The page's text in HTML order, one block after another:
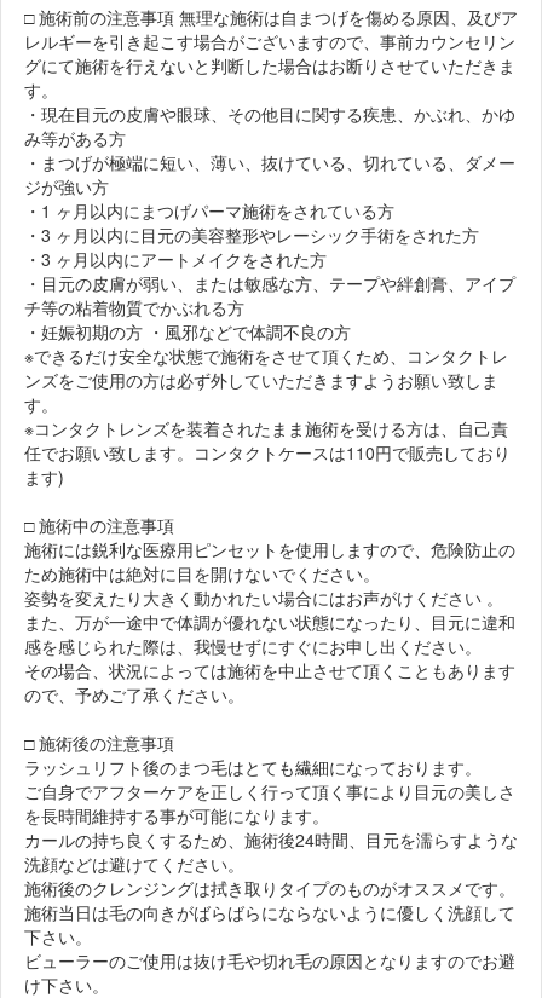
□ 施術前の注意事項 無理な施術は自まつげを傷める原因、及びア
レルギーを引き起こす場合がございますので、事前カウンセリン
グにて施術を行えないと判断した場合はお断りさせていただきま
す。
・現在目元の皮膚や眼球、その他目に関する疾患、かぶれ、かゆ
み等がある方
・まつげが極端に短い、薄い、抜けている、切れている、ダメー
ジが強い方
・1 ヶ月以内にまつげパーマ施術をされている方
・3 ヶ月以内に目元の美容整形やレーシック手術をされた方
・3 ヶ月以内にアートメイクをされた方
・目元の皮膚が弱い、または敏感な方、テープや絆創膏、アイプ
チ等の粘着物質でかぶれる方
・妊娠初期の方 ・風邪などで体調不良の方
※できるだけ安全な状態で施術をさせて頂くため、コンタクトレ
ンズをご使用の方は必ず外していただきますようお願い致しま
す。
※コンタクトレンズを装着されたまま施術を受ける方は、自己責
任でお願い致します。コンタクトケースは110円で販売しており
ます)
□ 施術中の注意事項
施術には鋭利な医療用ピンセットを使用しますので、危険防止の
ため施術中は絶対に目を開けないでください。
姿勢を変えたり大きく動かれたい場合にはお声がけください 。
また、万が一途中で体調が優れない状態になったり、目元に違和
感を感じられた際は、我慢せずにすぐにお申し出ください。
その場合、状況によっては施術を中止させて頂くこともあります
ので、予めご了承ください。
□ 施術後の注意事項
ラッシュリフト後のまつ毛はとても繊細になっております。
ご自身でアフターケアを正しく行って頂く事により目元の美しさ
を長時間維持する事が可能になります。
カールの持ち良くするため、施術後24時間、目元を濡らすような
洗顔などは避けてください。
施術後のクレンジングは拭き取りタイプのものがオススメです。
施術当日は毛の向きがばらばらにならないように優しく洗顔して
下さい。
ビューラーのご使用は抜け毛や切れ毛の原因となりますのでお避
け下さい。